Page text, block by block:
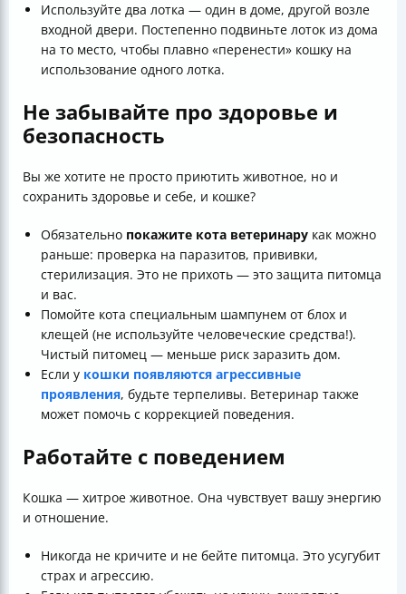
Используйте два лотка — один в доме, другой возле
входной двери. Постепенно подвиньте лоток из дома
на то место, чтобы плавно «перенести» кошку на
использование одного лотка.
Не забывайте про здоровье и
безопасность
Вы же хотите не просто приютить животное, но и
сохранить здоровье и себе, и кошке?
Обязательно покажите кота ветеринару как можно
раньше: проверка на паразитов, прививки,
стерилизация. Это не прихоть — это защита питомца
и вас.
Помойте кота специальным шампунем от блох и
клещей (не используйте человеческие средства!).
Чистый питомец — меньше риск заразить дом.
Если у кошки появляются агрессивные
проявления, будьте терпеливы. Ветеринар также
может помочь с коррекцией поведения.
Работайте с поведением
Кошка — хитрое животное. Она чувствует вашу энергию
и отношение.
Никогда не кричите и не бейте питомца. Это усугубит
страх и агрессию.